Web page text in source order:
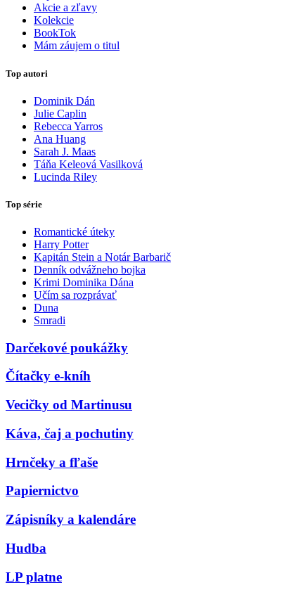
Akcie a zľavy
Kolekcie
BookTok
Mám záujem o titul
Top autori
Dominik Dán
Julie Caplin
Rebecca Yarros
Ana Huang
Sarah J. Maas
Táňa Keleová Vasilková
Lucinda Riley
Top série
Romantické úteky
Harry Potter
Kapitán Stein a Notár Barbarič
Denník odvážneho bojka
Krimi Dominika Dána
Učím sa rozprávať
Duna
Smradi
Darčekové poukážky
Čítačky e-kníh
Vecičky od Martinusu
Káva, čaj a pochutiny
Hrnčeky a fľaše
Papiernictvo
Zápisníky a kalendáre
Hudba
LP platne